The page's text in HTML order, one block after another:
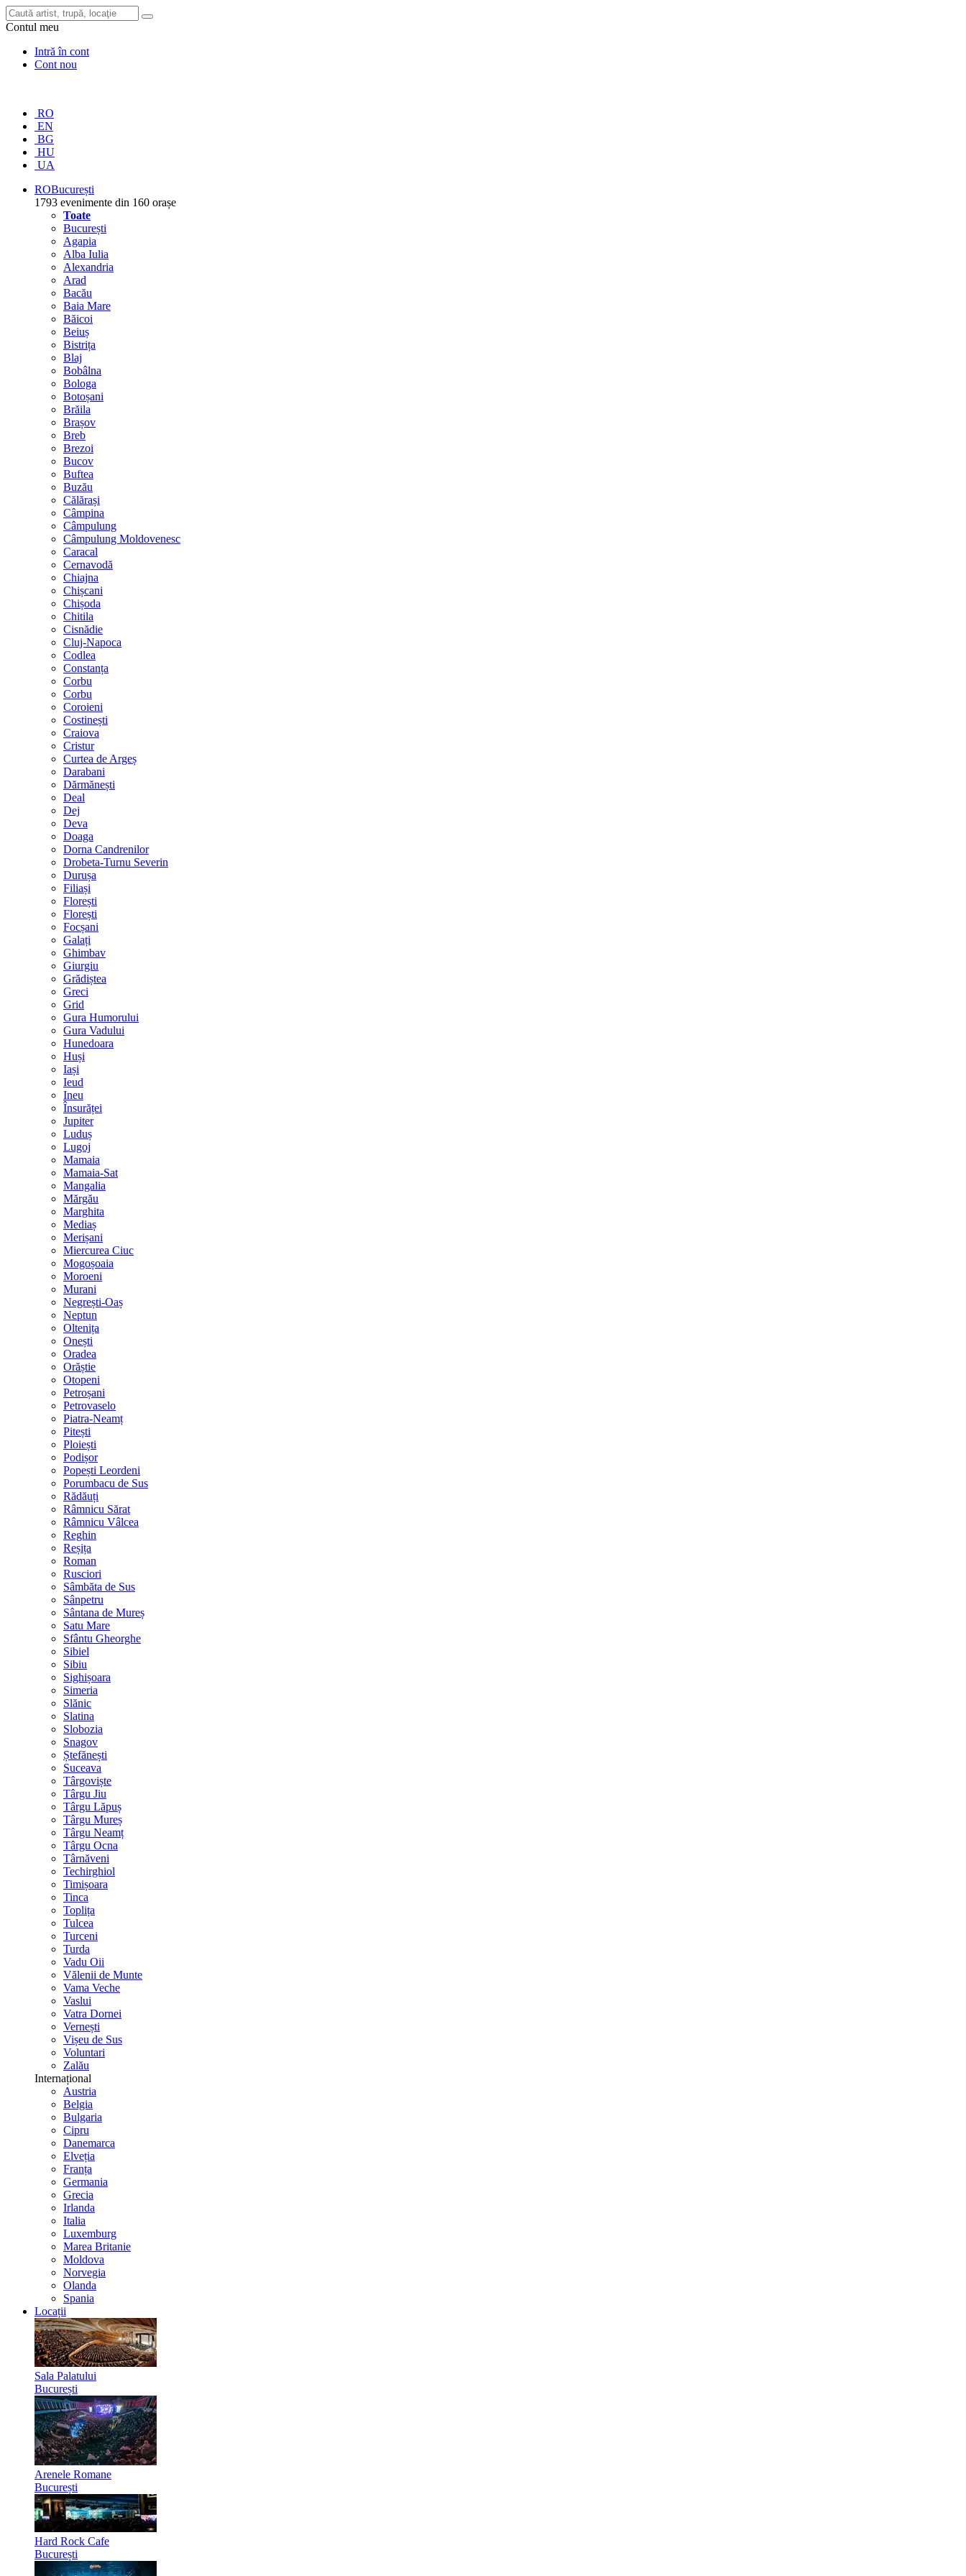
Contul meu
Intră în cont
Cont nou
RO
EN
BG
HU
UA
ROBucurești
1793 evenimente din 160 orașe
Toate
București
Agapia
Alba Iulia
Alexandria
Arad
Bacău
Baia Mare
Băicoi
Beiuș
Bistrița
Blaj
Bobâlna
Bologa
Botoșani
Brăila
Brașov
Breb
Brezoi
Bucov
Buftea
Buzău
Călărași
Câmpina
Câmpulung
Câmpulung Moldovenesc
Caracal
Cernavodă
Chiajna
Chișcani
Chișoda
Chitila
Cisnădie
Cluj-Napoca
Codlea
Constanța
Corbu
Corbu
Coroieni
Costinești
Craiova
Cristur
Curtea de Argeș
Darabani
Dărmănești
Deal
Dej
Deva
Doaga
Dorna Candrenilor
Drobeta-Turnu Severin
Durușa
Filiași
Florești
Florești
Focșani
Galați
Ghimbav
Giurgiu
Grădiștea
Greci
Grid
Gura Humorului
Gura Vadului
Hunedoara
Huși
Iași
Ieud
Ineu
Însurăței
Jupiter
Luduș
Lugoj
Mamaia
Mamaia-Sat
Mangalia
Mărgău
Marghita
Mediaș
Merișani
Miercurea Ciuc
Mogoșoaia
Moroeni
Murani
Negrești-Oaș
Neptun
Oltenița
Onești
Oradea
Orăștie
Otopeni
Petroșani
Petrovaselo
Piatra-Neamț
Pitești
Ploiești
Podișor
Popești Leordeni
Porumbacu de Sus
Rădăuți
Râmnicu Sărat
Râmnicu Vâlcea
Reghin
Reșița
Roman
Rusciori
Sâmbăta de Sus
Sânpetru
Sântana de Mureș
Satu Mare
Sfântu Gheorghe
Sibiel
Sibiu
Sighișoara
Simeria
Slănic
Slatina
Slobozia
Snagov
Ștefănești
Suceava
Târgoviște
Târgu Jiu
Târgu Lăpuș
Târgu Mureș
Târgu Neamț
Târgu Ocna
Târnăveni
Techirghiol
Timișoara
Tinca
Toplița
Tulcea
Turceni
Turda
Vadu Oii
Vălenii de Munte
Vama Veche
Vaslui
Vatra Dornei
Vernești
Vișeu de Sus
Voluntari
Zalău
Internațional
Austria
Belgia
Bulgaria
Cipru
Danemarca
Elveția
Franța
Germania
Grecia
Irlanda
Italia
Luxemburg
Marea Britanie
Moldova
Norvegia
Olanda
Spania
Locații
Sala Palatului
București
Arenele Romane
București
Hard Rock Cafe
București